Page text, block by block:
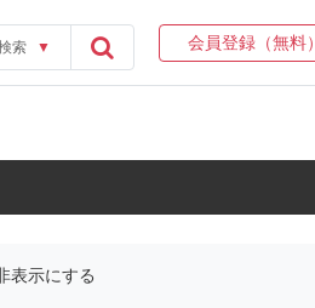
索 ▼ 会員登録（無料）
表示にする